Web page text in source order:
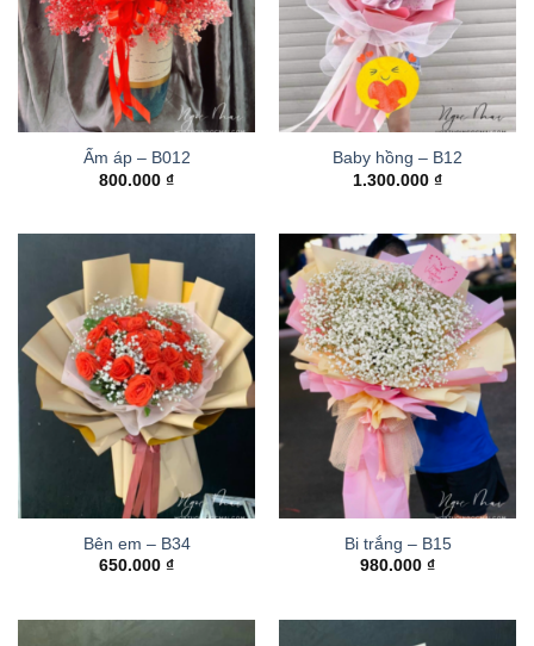
Ấm áp – B012
800.000 ₫
Baby hồng – B12
1.300.000 ₫
Bên em – B34
650.000 ₫
Bi trắng – B15
980.000 ₫